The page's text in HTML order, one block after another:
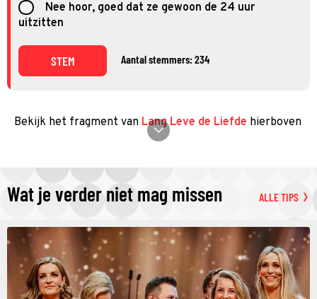
Nee hoor, goed dat ze gewoon de 24 uur
uitzitten
STEM Aantal stemmers: 234
Bekijk het fragment van Lang Leve de Liefde hierboven
Wat je verder niet mag missen ALLE TIPS